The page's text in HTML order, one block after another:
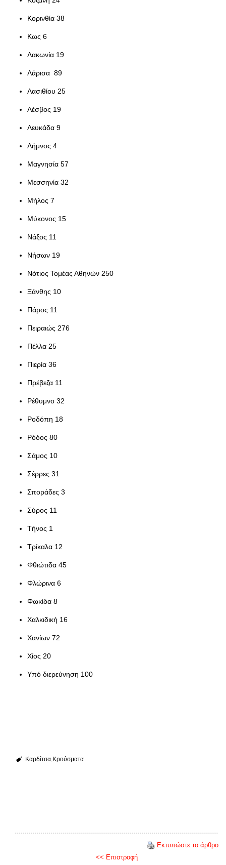
Κορινθία 38
Κως 6
Λακωνία 19
Λάρισα 89
Λασιθίου 25
Λέσβος 19
Λευκάδα 9
Λήμνος 4
Μαγνησία 57
Μεσσηνία 32
Μήλος 7
Μύκονος 15
Νάξος 11
Νήσων 19
Νότιος Τομέας Αθηνών 250
Ξάνθης 10
Πάρος 11
Πειραιώς 276
Πέλλα 25
Πιερία 36
Πρέβεζα 11
Ρέθυμνο 32
Ροδόπη 18
Ρόδος 80
Σάμος 10
Σέρρες 31
Σποράδες 3
Σύρος 11
Τήνος 1
Τρίκαλα 12
Φθιώτιδα 45
Φλώρινα 6
Φωκίδα 8
Χαλκιδική 16
Χανίων 72
Χίος 20
Υπό διερεύνηση 100
Καρδίτσα Κρούσματα
Εκτυπώστε το άρθρο
<< Επιστροφή